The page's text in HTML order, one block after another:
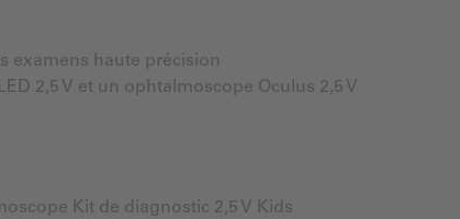
examens haute précision
2,5 V et un ophtalmoscope Oculus 2,5 V
Kit de diagnostic 2,5 V Kids